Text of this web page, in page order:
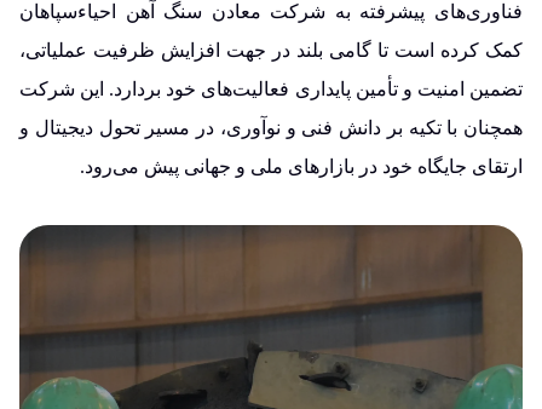
فناوری‌های پیشرفته به شرکت معادن سنگ آهن احیاءسپاهان
کمک کرده است تا گامی بلند در جهت افزایش ظرفیت عملیاتی،
تضمین امنیت و تأمین پایداری فعالیت‌های خود بردارد. این شرکت
همچنان با تکیه بر دانش فنی و نوآوری، در مسیر تحول دیجیتال و
ارتقای جایگاه خود در بازارهای ملی و جهانی پیش می‌رود.